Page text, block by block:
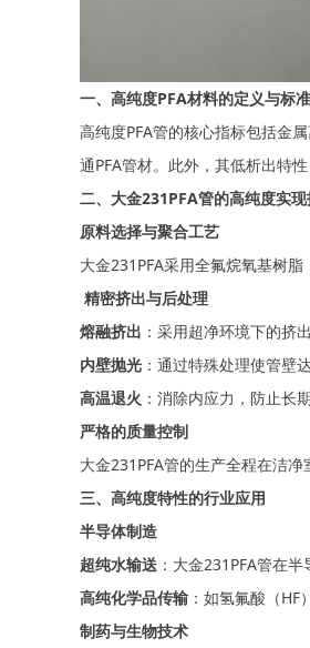
一、高纯度PFA材料的定义与标准
高纯度PFA管的核心指标包括金
通PFA管材。此外，其低析出特性
二、大金231PFA管的高纯度实
原料选择与聚合工艺
大金231PFA采用全氟烷氧基树脂
精密挤出与后处理
熔融挤出 ：采用超净环境下的挤
内壁抛光 ：通过特殊处理使管壁
高温退火 ：消除内应力，防止长
严格的质量控制
大金231PFA管的生产全程在洁净
三、高纯度特性的行业应用
半导体制造
超纯水输送 ：大金231PFA管在
高纯化学品传输 ：如氢氟酸（HF
制药与生物技术